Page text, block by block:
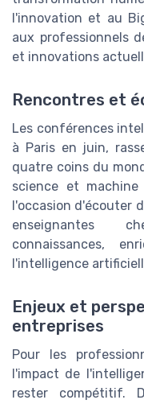
l'innovation et au
aux professionnels
et innovations
Rencontres et
Les conférences
à Paris en juin,
quatre coins du
science et
l'occasion d'écouter
enseignantes
connaissances,
l'intelligence
Enjeux et
entreprises
Pour les
l'impact de
rester compétitif.